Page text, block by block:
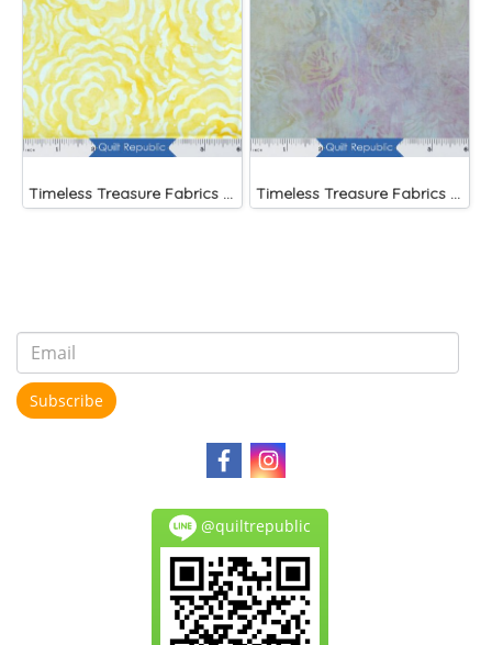
Timeless Treasure Fabrics Tonga Batiks Brightside Large Roses Sun Timeless Treasure Fabrics Tonga Batiks Mariposa Celular Tropical Flowers Mist
Subscribe
@quiltrepublic